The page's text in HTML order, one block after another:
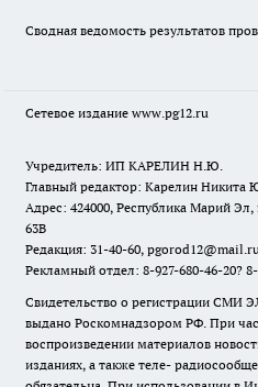
Сводная ведомость результатов
Сетевое издание www.pg12.ru
Учредитель: ИП КАРЕЛИН Н.Ю.
Главный редактор: Карелин Никита
Адрес: 424000, Республика Марий
63В
Редакция: 31-40-60,
Рекламный отдел: 8-927-680-46-20?
Свидетельство о регистрации СМИ
выдано Роскомнадзором РФ. При
воспроизведении материалов
изданиях, а также теле-